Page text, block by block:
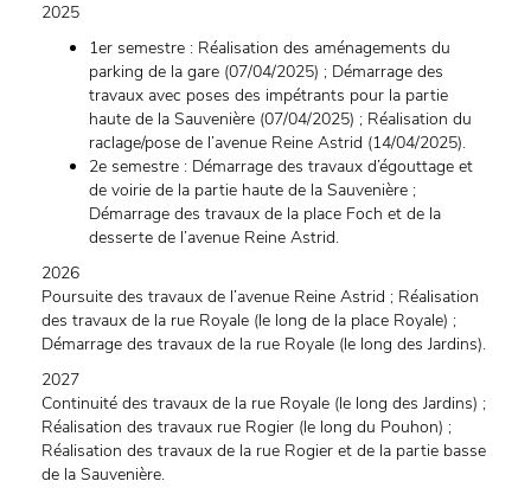
2025
1er semestre : Réalisation des aménagements du
parking de la gare (07/04/2025) ; Démarrage des
travaux avec poses des impétrants pour la partie
haute de la Sauvenière (07/04/2025) ; Réalisation du
raclage/pose de l’avenue Reine Astrid (14/04/2025).
2e semestre : Démarrage des travaux d’égouttage et
de voirie de la partie haute de la Sauvenière ;
Démarrage des travaux de la place Foch et de la
desserte de l’avenue Reine Astrid.
2026
Poursuite des travaux de l’avenue Reine Astrid ; Réalisation
des travaux de la rue Royale (le long de la place Royale) ;
Démarrage des travaux de la rue Royale (le long des Jardins).
2027
Continuité des travaux de la rue Royale (le long des Jardins) ;
Réalisation des travaux rue Rogier (le long du Pouhon) ;
Réalisation des travaux de la rue Rogier et de la partie basse
de la Sauvenière.